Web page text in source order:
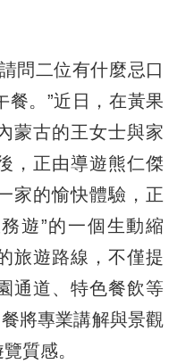
二位有什麼忌口
餐。”近日，在黃果
蒙古的王女士與家
，正由導遊熊仁傑
家的愉快體驗，正
遊”的一個生動縮
旅遊路線，不僅提
通道、特色餐飲等
將專業講解與景觀
質感。